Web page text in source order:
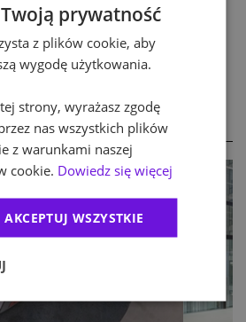
prywatność
z plików cookie, aby
wygodę użytkowania.
strony, wyrażasz zgodę
nas wszystkich plików
z warunkami naszej
cookie. Dowiedz się więcej
AKCEPTUJ WSZYSTKIE